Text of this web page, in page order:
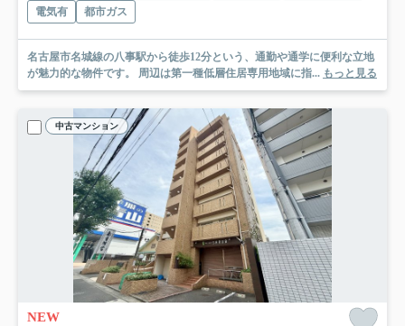
電気有
都市ガス
名古屋市名城線の八事駅から徒歩12分という、通勤や通学に便利な立地
が魅力的な物件です。 周辺は第一種低層住居専用地域に指... もっと見る
中古マンション
NEW